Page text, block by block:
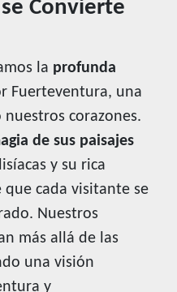
Convierte
la profunda
Fuerteventura, una
corazones.
de sus paisajes
y su rica
cada visitante se
Nuestros
más allá de las
una visión
y